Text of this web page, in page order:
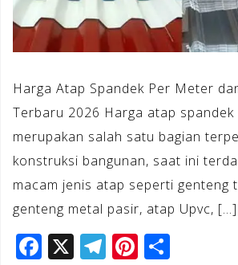
Harga Atap Spandek Per Meter
Terbaru 2026 Harga atap spandek
merupakan salah satu bagian
konstruksi bangunan, saat ini
macam jenis atap seperti genteng
genteng metal pasir, atap Upvc, […]
F X T Pi